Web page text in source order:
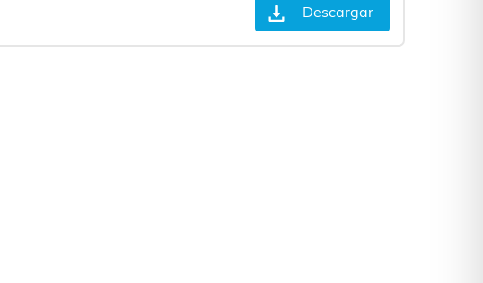
Descargar